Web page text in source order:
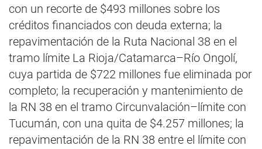
con un recorte de $493 millones sobre los
créditos financiados con deuda externa; la
repavimentación de la Ruta Nacional 38 en el
tramo límite La Rioja/Catamarca–Río Ongolí,
cuya partida de $722 millones fue eliminada por
completo; la recuperación y mantenimiento de
la RN 38 en el tramo Circunvalación–límite con
Tucumán, con una quita de $4.257 millones; la
repavimentación de la RN 38 entre el límite con